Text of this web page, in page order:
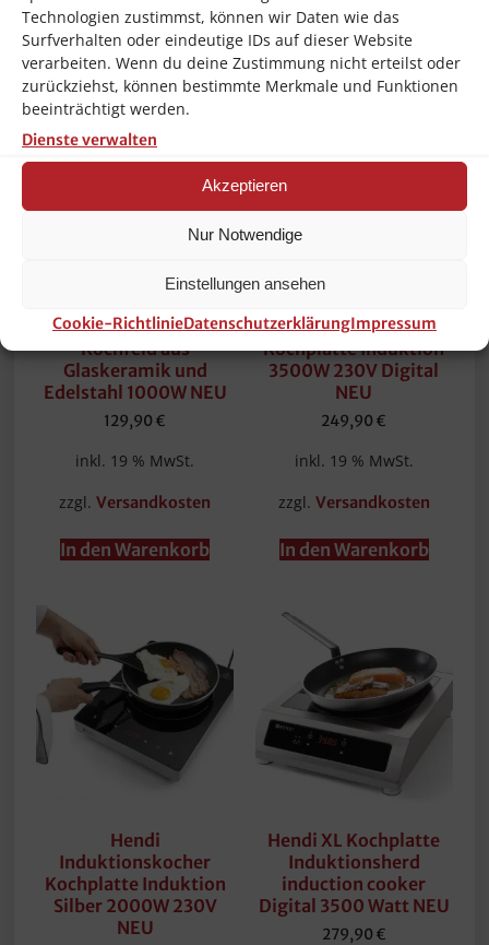
Technologien zustimmst, können wir Daten wie das
Surfverhalten oder eindeutige IDs auf dieser Website
verarbeiten. Wenn du deine Zustimmung nicht erteilst oder
zurückziehst, können bestimmte Merkmale und Funktionen
beeinträchtigt werden.
Dienste verwalten
Akzeptieren
Nur Notwendige
Einstellungen ansehen
Cookie-RichtlinieDatenschutzerklärungImpressum
Ähnliche Produkte
Warmhalteplatte
Kochfeld aus
Glaskeramik und
Edelstahl 1000W NEU
129,90 €
inkl. 19 % MwSt.
zzgl.Versandkosten
In den Warenkorb
Induktionskocher
Kochplatte Induktion
3500W 230V Digital
NEU
249,90 €
inkl. 19 % MwSt.
zzgl. Versandkosten
In den Warenkorb
Hendi
Induktionskocher
Kochplatte Induktion
Silber 2000W 230V
NEU
Hendi XL Kochplatte
Induktionsherd
induction cooker
Digital 3500 Watt NEU
279,90 €